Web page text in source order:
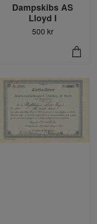
Dampskibs AS
Lloyd I
500 kr